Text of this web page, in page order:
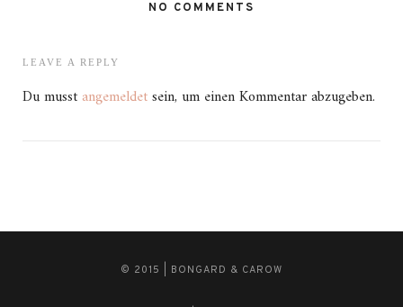
NO COMMENTS
LEAVE A REPLY
Du musst angemeldetsein, um einen Kommentar abzugeben.
© 2015 | BONGARD & CAROW